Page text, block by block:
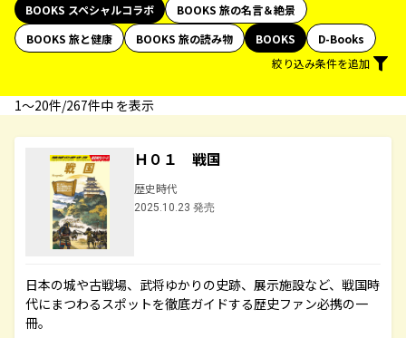
BOOKS スペシャルコラボ
BOOKS 旅の名言＆絶景
BOOKS 旅と健康
BOOKS 旅の読み物 BOOKS
D-Books
絞り込み条件を追加
1〜20件/267件中 を表示
Ｈ０１ 戦国
歴史時代
2025.10.23 発売
日本の城や古戦場、武将ゆかりの史跡、展示施設など、戦国時
代にまつわるスポットを徹底ガイドする歴史ファン必携の一
冊。